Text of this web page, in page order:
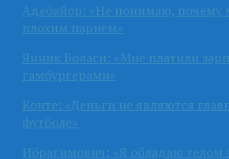
Адебайор: «Не понимаю, почему
плохим парнем»
Янник Боласи: «Мне платили
гамбургерами»
Конте: «Деньги не являются
футболе»
Ибрагимович: «Я обладаю телом